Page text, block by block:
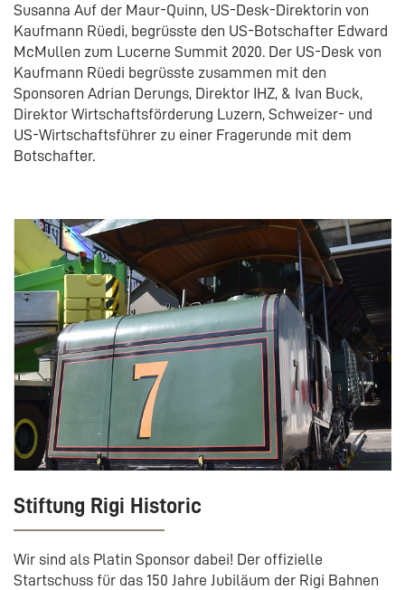
Susanna Auf der Maur-Quinn, US-Desk-Direktorin von
Kaufmann Rüedi, begrüsste den US-Botschafter Edward
McMullen zum Lucerne Summit 2020. Der US-Desk von
Kaufmann Rüedi begrüsste zusammen mit den
Sponsoren Adrian Derungs, Direktor IHZ, & Ivan Buck,
Direktor Wirtschaftsförderung Luzern, Schweizer- und
US-Wirtschaftsführer zu einer Fragerunde mit dem
Botschafter.
Stiftung Rigi Historic
Wir sind als Platin Sponsor dabei! Der offizielle
Startschuss für das 150 Jahre Jubiläum der Rigi Bahnen